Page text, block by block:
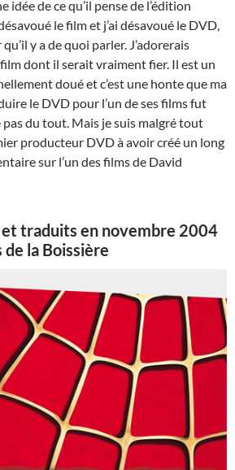
idée de ce qu’il pense de l’édition
le film et j’ai désavoué le DVD,
y a de quoi parler. J’adorerais
dont il serait vraiment fier. Il est un
doué et c’est une honte que ma
le DVD pour l’un de ses films fut
pas du tout. Mais je suis malgré tout
producteur DVD à avoir créé un long
sur l’un des films de David
traduits en novembre 2004
de la Boissière